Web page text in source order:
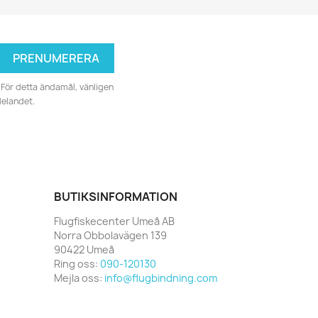
detta ändamål, vänligen
BUTIKSINFORMATION
Flugfiskecenter Umeå AB
Norra Obbolavägen 139
90422 Umeå
Ring oss: 090-120130
Mejla oss: info@flugbindning.com